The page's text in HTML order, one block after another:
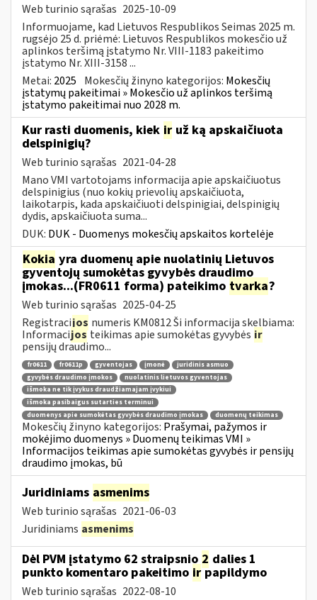
Web turinio sąrašas 2025-10-09
Informuojame, kad Lietuvos Respublikos Seimas 2025 m.
rugsėjo 25 d. priėmė: Lietuvos Respublikos mokesčio už
aplinkos teršimą įstatymo Nr. VIII-1183 pakeitimo
įstatymo Nr. XIII-3158 ...
Metai: 2025 Mokesčių žinyno kategorijos: Mokesčių
įstatymų pakeitimai » Mokesčio už aplinkos teršimą
įstatymo pakeitimai nuo 2028 m.
Kur rasti duomenis, kiek ir už ką apskaičiuota
delspinigių?
Web turinio sąrašas 2021-04-28
Mano VMI vartotojams informacija apie apskaičiuotus
delspinigius (nuo kokių prievolių apskaičiuota,
laikotarpis, kada apskaičiuoti delspinigiai, delspinigių
dydis, apskaičiuota suma...
DUK: DUK - Duomenys mokesčių apskaitos kortelėje
Kokia yra duomenų apie nuolatinių Lietuvos
gyventojų sumokėtas gyvybės draudimo
įmokas...(FR0611 forma) pateikimo tvarka?
Web turinio sąrašas 2025-04-25
Registracijos numeris KM0812 Ši informacija skelbiama:
Informacijosteikimas apie sumokėtas gyvybės ir
pensijų draudimo...
fr0611 fr0611p gyventojas įmonė
juridinis asmuo
gyvybės draudimo įmokos
nuolatinis lietuvos gyventojas
išmoka ne tik įvykus draudžiamajam įvykiui
išmoka pasibaigus sutarties terminui
duomenys apie sumokėtas gyvybės draudimo įmokas
duomenų teikimas
Mokesčių žinyno kategorijos: Prašymai, pažymos ir
mokėjimo duomenys » Duomenų teikimas VMI »
Informacijos teikimas apie sumokėtas gyvybės ir pensijų
draudimo įmokas, bū
Juridiniams asmenims
Web turinio sąrašas 2021-06-03
Juridiniams asmenims
Dėl PVM įstatymo 62 straipsnio 2 dalies 1
punkto komentaro pakeitimo irpapildymo
Web turinio sąrašas 2022-08-10